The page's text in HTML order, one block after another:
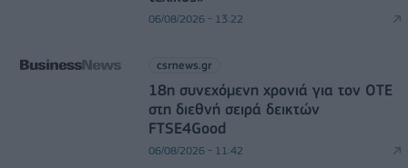
06/08/2026 - 13:22
csrnews.gr
18η συνεχόμενη χρονιά για τον ΟΤΕ
στη διεθνή σειρά δεικτών
FTSE4Good
06/08/2026 - 11:42